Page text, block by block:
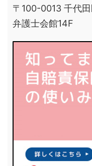
〒100-0013 千代
弁護士会館14F